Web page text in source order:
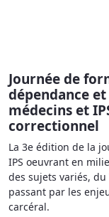
Journée de
dépendance
médecins et
correctionnel
La 3e édition de la
IPS oeuvrant en
des sujets variés, du
passant par les
carcéral.